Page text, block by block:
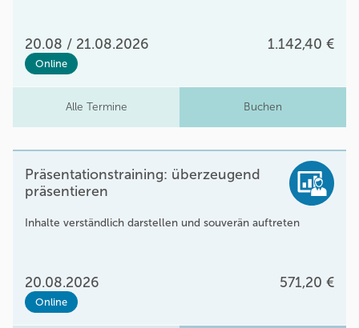
20.08 / 21.08.2026 1.142,40 €
Online
Alle Termine Buchen
Präsentationstraining: überzeugend
präsentieren
Inhalte verständlich darstellen und souverän auftreten
20.08.2026 571,20 €
Online